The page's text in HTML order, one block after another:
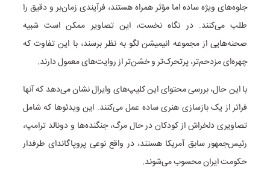
جلوه‌های ویژه ساده اما مؤثر همراه هستند، فرآیندی زمان‌بر و دقیق را
طلب می‌کنند. در نگاه نخست، این تصاویر ممکن است شبیه
صحنه‌هایی از مجموعه انیمیشن لگو به نظر برسند، با این تفاوت که
چهره‌ای مزدحم‌تر، پرتحرک‌تر و خشن‌تر از روایت‌های معمول دارند.
با این حال، بررسی محتوای این کلیپ‌های وایرال نشان می‌دهد که آنها
فراتر از یک بازسازی هنری ساده عمل می‌کنند. این ویدئوها که شامل
تصاویری دلخراش از کودکان در حال مرگ، جنگنده‌ها و دونالد ترامپ،
رئیس‌جمهور سابق آمریکا هستند، در واقع نوعی پروپاگاندای طرفدار
حکومت ایران محسوب می‌شوند.